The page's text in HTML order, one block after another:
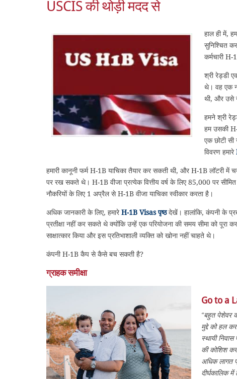
USCIS की थोड़ी मदद से
हाल ही में,
सुनिश्चित
कर्मचारी
श्री रेड्डी
थे। वह एक
थी, और उसे
हमने श्री
हम उसकी H-
एक छोटी
विवरण हमारे
हमारी कानूनी फर्म H-1B याचिका तैयार कर सकती थी, और H-1B लॉटरी में
पर रख सकते थे। H-1B वीजा प्रत्येक वित्तीय वर्ष के लिए 85,000 पर
नौकरियों के लिए 1 अप्रैल से H-1B वीजा याचिका स्वीकार करता है।
अधिक जानकारी के लिए, हमारेH-1B Visas पृष्ठदेखें। हालांकि, कंपनी के
प्रतीक्षा नहीं कर सकते थे क्योंकि उन्हें एक परियोजना की समय सीमा को
साक्षात्कार किया और इस प्रतिभाशाली व्यक्ति को खोना नहीं चाहते थे।
कंपनी H-1B कैप से कैसे बच सकती है?
ग्राहक समीक्षा
Go to a
“बहुत पेशेवर
मुद्दे को हल
स्थायी
की कोशिश
अधिक लागत
दीर्घकालिक में